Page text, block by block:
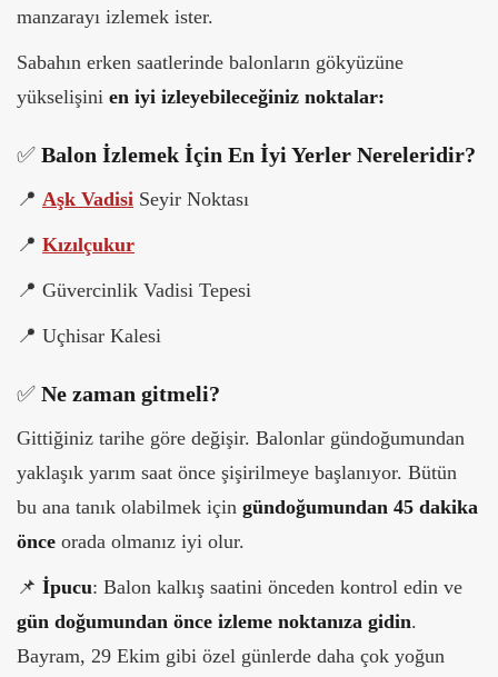
manzarayı izlemek ister.
Sabahın erken saatlerinde balonların gökyüzüne
yükselişini en iyi izleyebileceğiniz noktalar:
✅ Balon İzlemek İçin En İyi Yerler Nereleridir?
📍 Aşk Vadisi Seyir Noktası
📍 Kızılçukur
📍 Güvercinlik Vadisi Tepesi
📍 Uçhisar Kalesi
✅ Ne zaman gitmeli?
Gittiğiniz tarihe göre değişir. Balonlar gündoğumundan
yaklaşık yarım saat önce şişirilmeye başlanıyor. Bütün
bu ana tanık olabilmek için gündoğumundan 45 dakika
önce orada olmanız iyi olur.
📌 İpucu: Balon kalkış saatini önceden kontrol edin ve
gün doğumundan önce izleme noktanıza gidin.
Bayram, 29 Ekim gibi özel günlerde daha çok yoğun